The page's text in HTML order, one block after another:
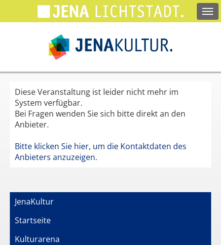
zum
Diese Veranstaltung ist leider nicht mehr im
System verfügbar.
Bei Fragen wenden Sie sich bitte direkt an den
Anbieter.
Bitte klicken Sie hier, um die Kontaktdaten des
Anbieters anzuzeigen.
JenaKultur
Startseite
Kulturarena